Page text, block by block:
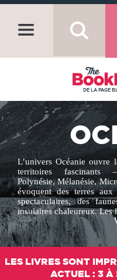
DE LA PAGE
L’univers Océanie ouvre
territoires fascinants
Polynésie, Mélanésie,
évoquent des terres aux
spectaculaires, des
insulaires chaleureux. Les
LES LIVRES SONT
ACTUEL : 3 À